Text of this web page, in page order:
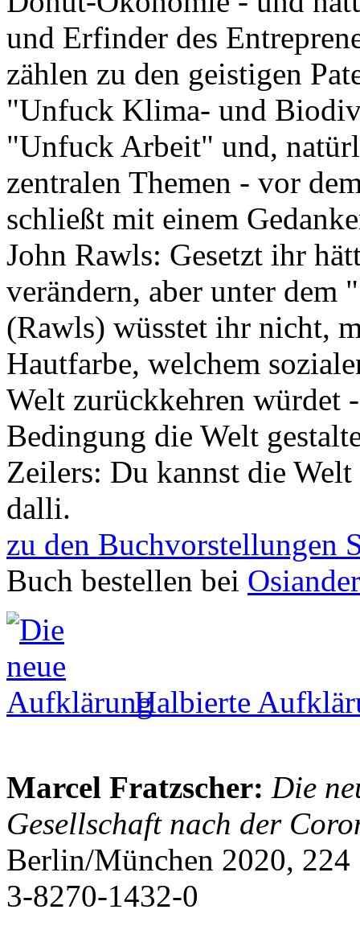
und Erfinder des
zählen zu den geistigen
"Unfuck Klima- und
"Unfuck Arbeit" und,
zentralen Themen - vor
schließt mit einem
John Rawls: Gesetzt ihr
verändern, aber unter dem
(Rawls) wüsstet ihr nicht,
Hautfarbe, welchem
Welt zurückkehren würdet
Bedingung die Welt
Zeilers: Du kannst die
dalli.
zu den Buchvorstellungen
Buch bestellen bei
Halbierte
Marcel Fratzscher: Die
Gesellschaft nach der
Berlin/München 2020,
3-8270-1432-0